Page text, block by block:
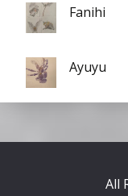
Fanihi
Ayuyu
All